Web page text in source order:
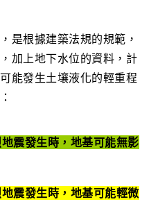
是根據建築法規的規範，
加上地下水位的資料，計
能發生土壤液化的輕重程
震發生時，地基可能無影
震發生時，地基可能輕微